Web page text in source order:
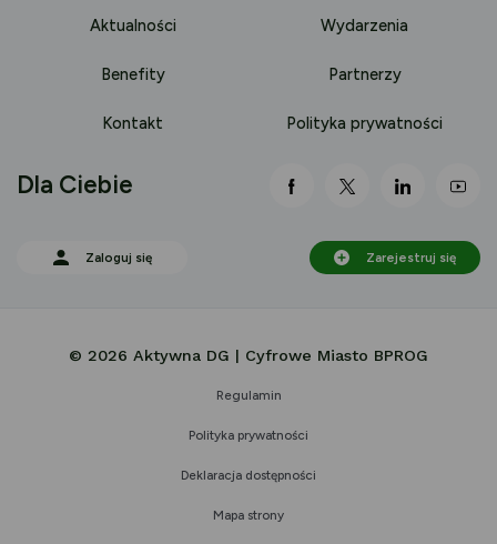
Aktualności Wydarzenia
Benefity Partnerzy
Kontakt Polityka prywatności
link otwiera się nowej
link otwiera się
link
Dla Ciebie
Zaloguj się Zarejestruj się
© 2026 Aktywna DG | Cyfrowe Miasto BPROG
Regulamin
Polityka prywatności
Deklaracja dostępności
Mapa strony